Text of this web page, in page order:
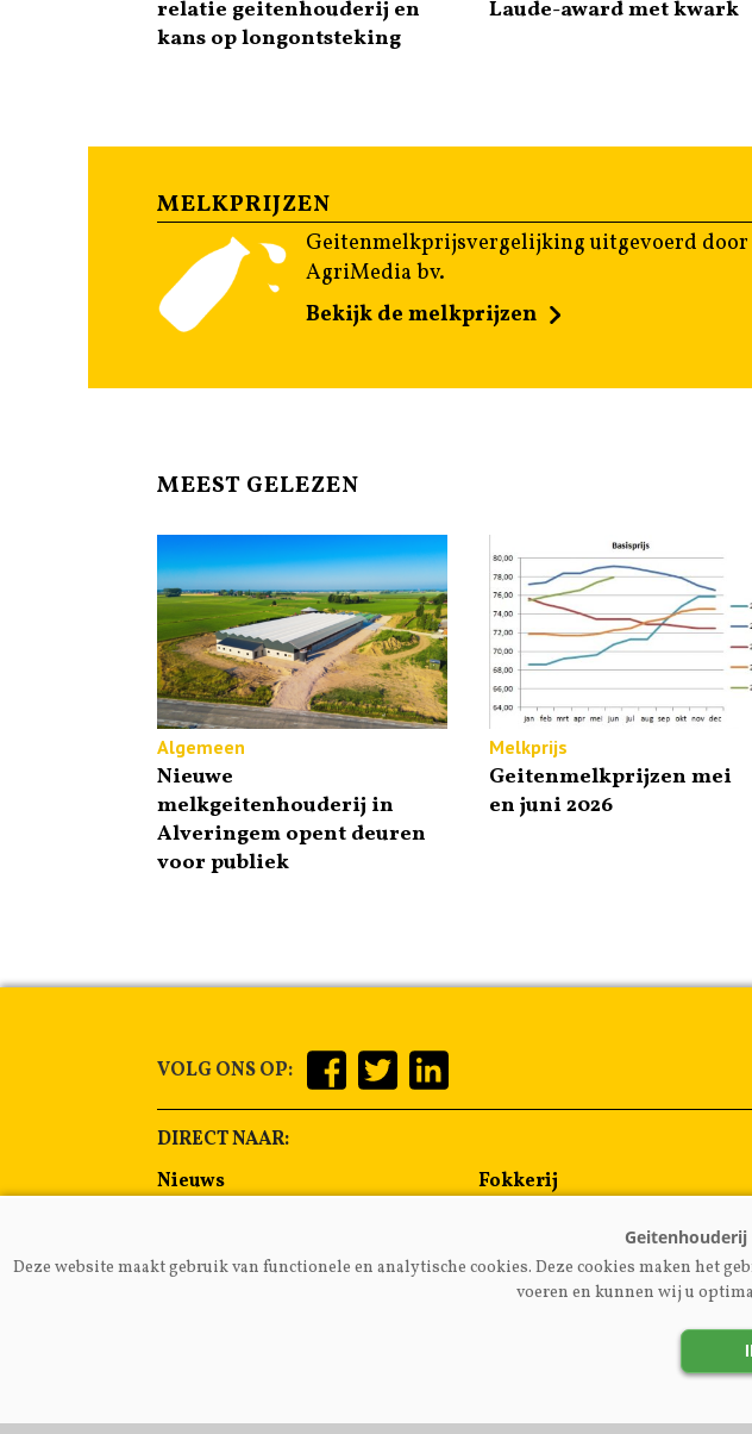
relatie geitenhouderij en
kans op longontsteking
Laude-award met kwark
MELKPRIJZEN
Geitenmelkprijsvergelijking uitgevoerd door
AgriMedia bv.
Bekijk de melkprijzen
MEEST GELEZEN
Algemeen
Nieuwe
melkgeitenhouderij in
Alveringem opent deuren
voor publiek
Melkprijs
Geitenmelkprijzen mei
en juni 2026
VOLG ONS OP:
DIRECT NAAR:
Nieuws
Gezondheid
Fokkerij
Algemeen
Melkprijzen
Deze website maakt gebruik van functionele en analytische cookies. Deze cookies maken het
voeren en kunnen wij u